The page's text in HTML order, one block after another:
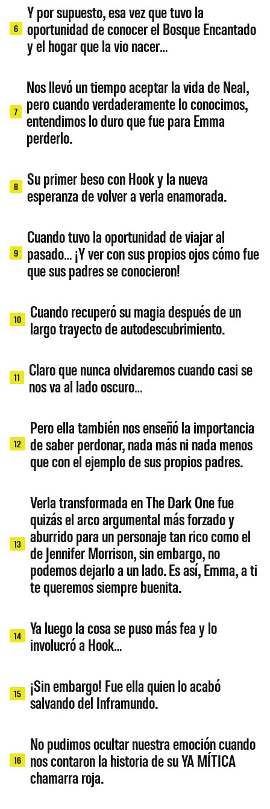
6
Y por supuesto, esa vez que tuvo la
oportunidad de conocer el Bosque Encantado
y el hogar que la vio nacer…
7
Nos llevó un tiempo aceptar la vida de Neal,
pero cuando verdaderamente lo conocimos,
entendimos lo duro que fue para Emma
perderlo.
8
Su primer beso con Hook y la nueva
esperanza de volver a verla enamorada.
9
Cuando tuvo la oportunidad de viajar al
pasado… ¡Y ver con sus propios ojos cómo fue
que sus padres se conocieron!
10
Cuando recuperó su magia después de un
largo trayecto de autodescubrimiento.
11
Claro que nunca olvidaremos cuando casi se
nos va al lado oscuro…
12
Pero ella también nos enseñó la importancia
de saber perdonar, nada más ni nada menos
que con el ejemplo de sus propios padres.
13
Verla transformada en The Dark One fue
quizás el arco argumental más forzado y
aburrido para un personaje tan rico como el
de Jennifer Morrison, sin embargo, no
podemos dejarlo a un lado. Es así, Emma, a ti
te queremos siempre buenita.
14
Ya luego la cosa se puso más fea y lo
involucró a Hook…
15
¡Sin embargo! Fue ella quien lo acabó
salvando del Inframundo.
16
No pudimos ocultar nuestra emoción cuando
nos contaron la historia de su YA MÍTICA
chamarra roja.